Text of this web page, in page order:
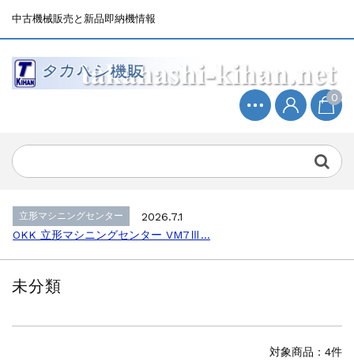
中古機械販売と新品即納機情報
0
森精機 立形マシニングセンター NV50...
立形マシニングセンター
2026.7.1
立形マシニングセンター
2026.7.1
OKK 立形マシニングセンター VM7Ⅲ...
ドラム形NC旋盤
その他の工作機械
2026.5.19
未分類
対象商品：4件